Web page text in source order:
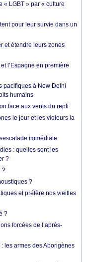
« LGBT » par « culture
pour leur survie dans un
et étendre leurs zones
l’Espagne en première
pacifiques à New Delhi
humains
face aux vents du repli
le jour et les violeurs la
immédiate
: quelles sont les
?
?
?
et préfère nos vieilles
?
forcées de l’après-
les armes des Aborigènes